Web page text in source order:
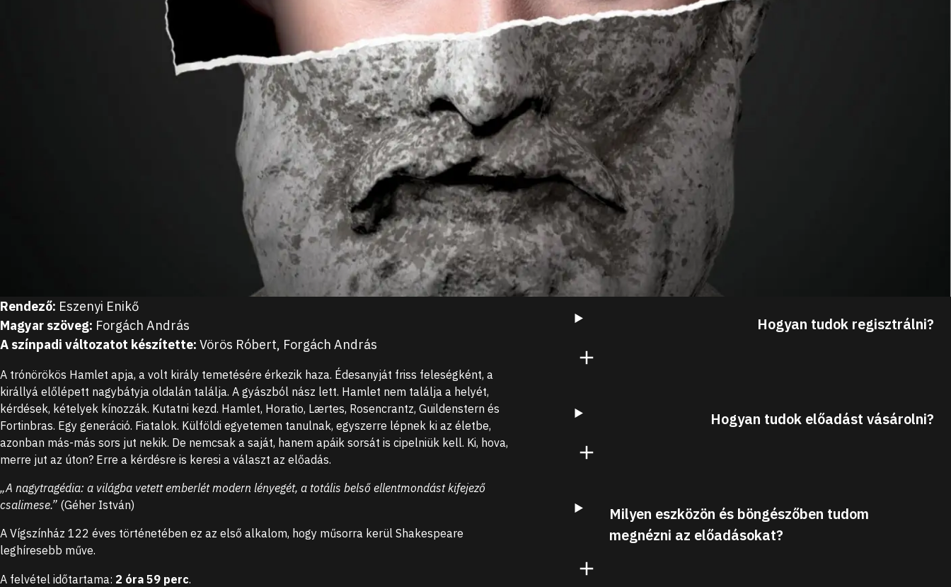
Rendező: Eszenyi Enikő
Magyar szöveg: Forgách András
A színpadi változatot készítette: Vörös Róbert, Forgách András
A trónörökös Hamlet apja, a volt király temetésére érkezik haza. Édesanyját friss feleségként, a
királlyá előlépett nagybátyja oldalán találja. A gyászból nász lett. Hamlet nem találja a helyét,
kérdések, kételyek kínozzák. Kutatni kezd. Hamlet, Horatio, Lærtes, Rosencrantz, Guildenstern és
Fortinbras. Egy generáció. Fiatalok. Külföldi egyetemen tanulnak, egyszerre lépnek ki az életbe,
azonban más-más sors jut nekik. De nemcsak a saját, hanem apáik sorsát is cipelniük kell. Ki, hova,
merre jut az úton? Erre a kérdésre is keresi a választ az előadás.
„A nagytragédia: a világba vetett emberlét modern lényegét, a totális belső ellentmondást kifejező
csalimese.” (Géher István)
A Vígszínház 122 éves történetében ez az első alkalom, hogy műsorra kerül Shakespeare
leghíresebb műve.
A felvétel időtartama: 2 óra 59 perc.
Hogyan tudok regisztrálni?
Hogyan tudok előadást vásárolni?
Milyen eszközön és böngészőben tudom
megnézni az előadásokat?